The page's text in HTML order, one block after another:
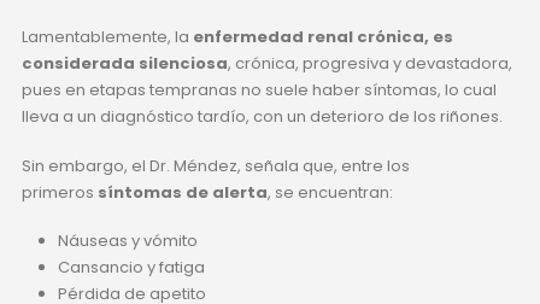
Lamentablemente, la enfermedad renal crónica, es
considerada silenciosa, crónica, progresiva y devastadora,
pues en etapas tempranas no suele haber síntomas, lo cual
lleva a un diagnóstico tardío, con un deterioro de los riñones.
Sin embargo, el Dr. Méndez, señala que, entre los
primeros síntomas de alerta, se encuentran:
Náuseas y vómito
Cansancio y fatiga
Pérdida de apetito